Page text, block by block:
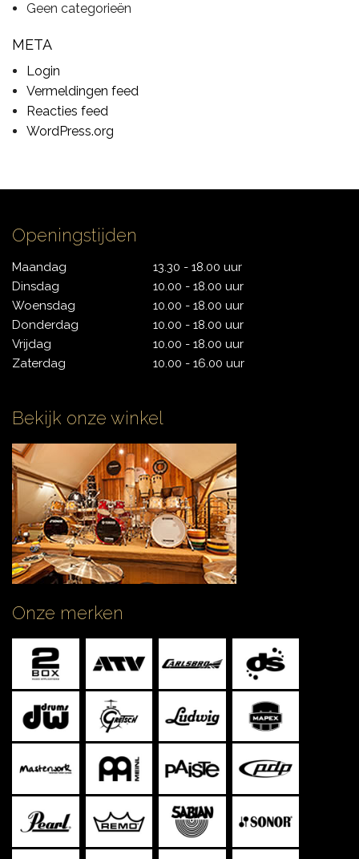
DRUMSCHOOL
Geen categorieën
META
Login
Vermeldingen feed
Reacties feed
WordPress.org
Openingstijden
Maandag
Dinsdag
Woensdag
Donderdag
Vrijdag
Zaterdag
13.30 - 18.00 uur
10.00 - 18.00 uur
10.00 - 18.00 uur
10.00 - 18.00 uur
10.00 - 18.00 uur
10.00 - 16.00 uur
Bekijk onze winkel
Onze merken